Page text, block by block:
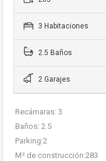
3 Habitaciones
2.5 Baños
2 Garajes
Recámaras: 3
Baños: 2.5
Parking:2
M² de construcción:283